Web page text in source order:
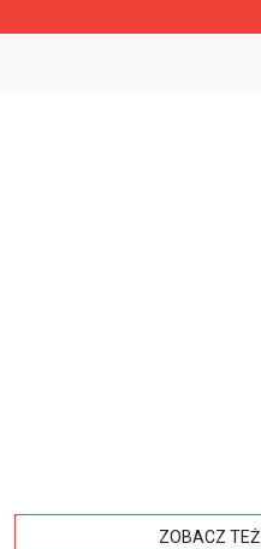
ZOBACZ TEŻ